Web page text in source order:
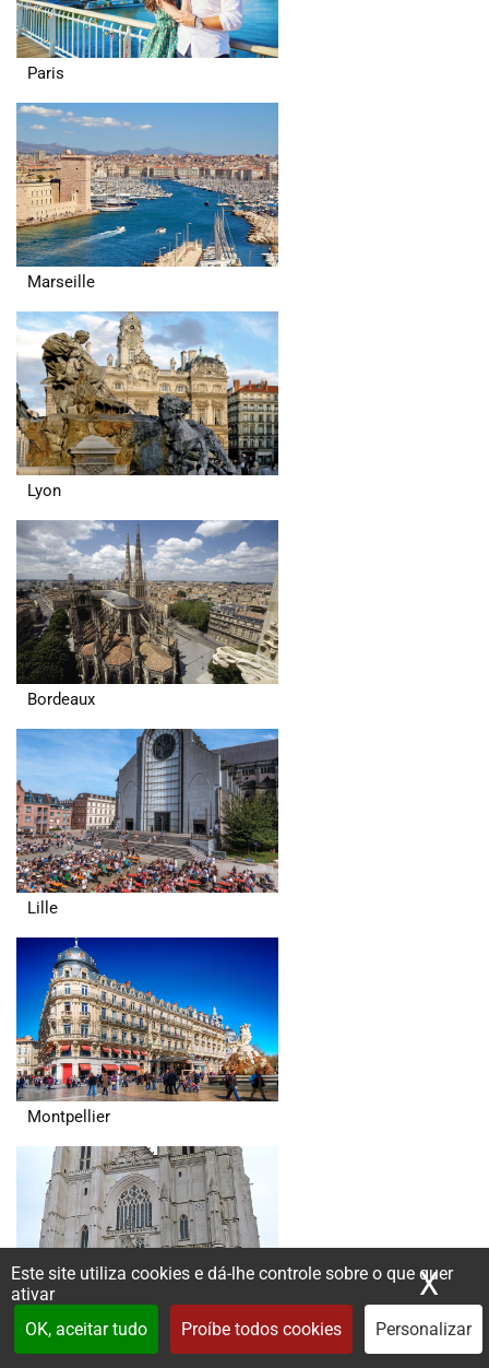
Este site utiliza cookies e dá-lhe controle sobre o que quer
ativar
OK, aceitar tudo
Proíbe todos cookies Personalizar
X
Paris
Marseille
Lyon
Bordeaux
Lille
Montpellier
Nantes